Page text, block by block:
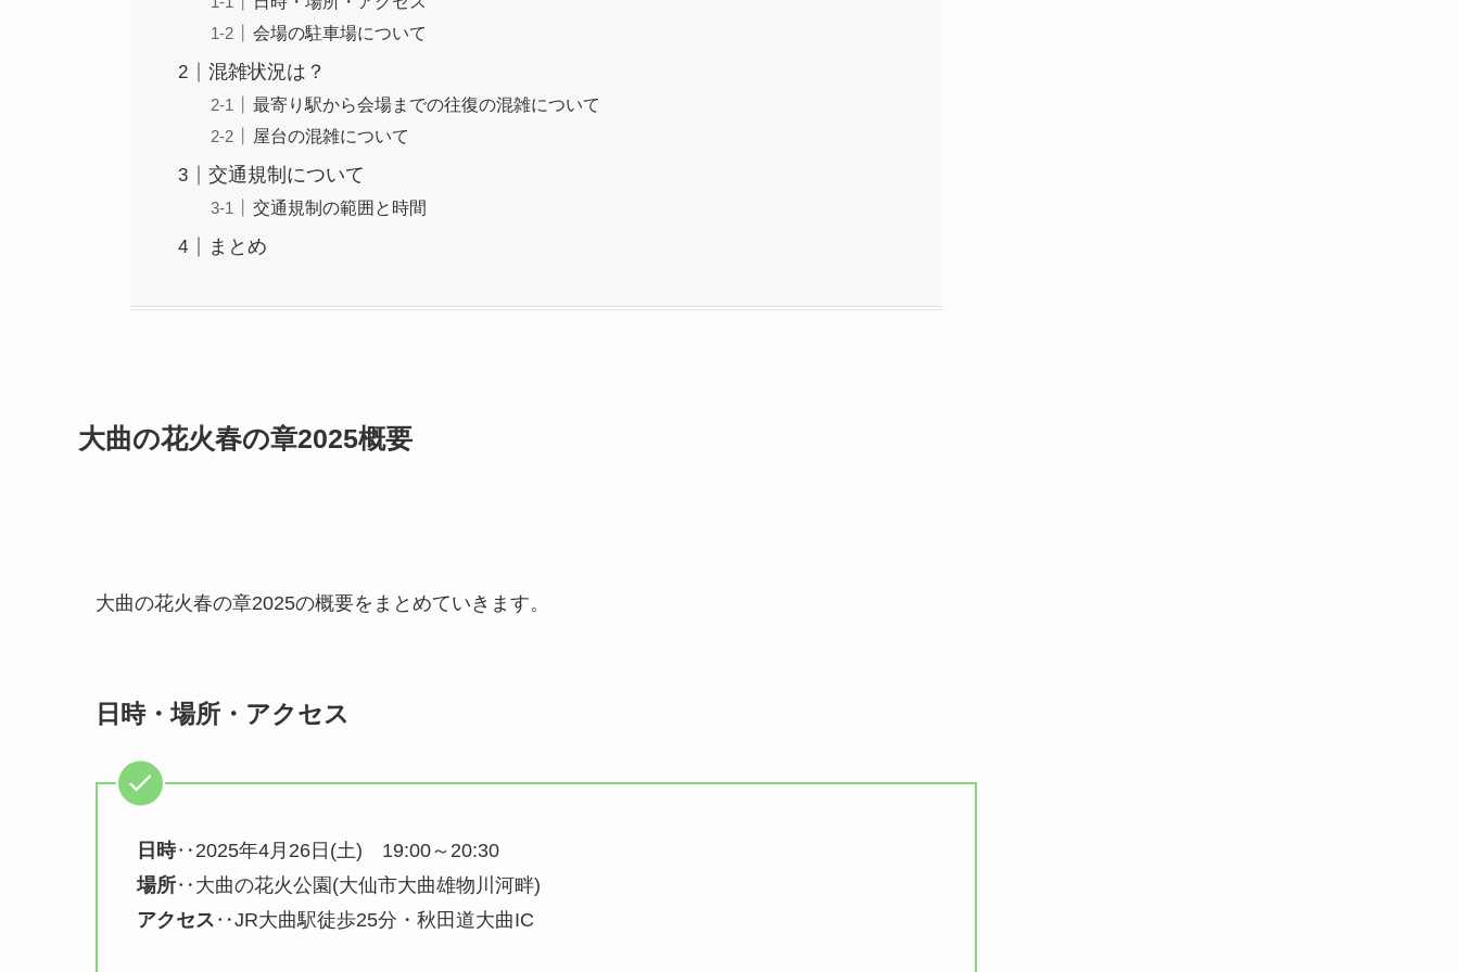
会場の駐車場について
混雑状況は？
最寄り駅から会場までの往復の混雑について
屋台の混雑について
交通規制について
交通規制の範囲と時間
まとめ
大曲の花火春の章2025概要
大曲の花火春の章2025の概要をまとめていきます。
日時・場所・アクセス
日時‥2025年4月26日(土) 19:00～20:30
場所‥大曲の花火公園(大仙市大曲雄物川河畔)
アクセス ‥JR大曲駅徒歩25分・秋田道大曲IC